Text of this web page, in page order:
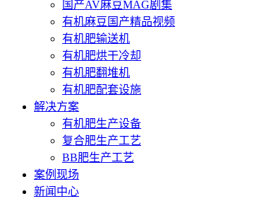
国产AV麻豆MAG剧集
有机麻豆国产精品视频
有机肥输送机
有机肥烘干冷却
有机肥翻堆机
有机肥配套设施
解决方案
有机肥生产设备
复合肥生产工艺
BB肥生产工艺
案例现场
新闻中心